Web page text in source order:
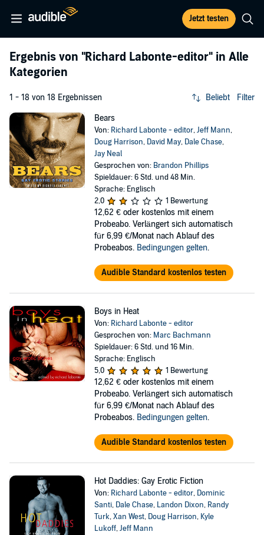
Jetzt testen
Ergebnis von "Richard Labonte-editor" in Alle
Kategorien
1 - 18 von 18 Ergebnissen Beliebt Filter
Bears
Von: Richard Labonte - editor,Jeff Mann,
Doug Harrison, David May, Dale Chase,
Jay Neal
Gesprochen von: Brandon Phillips
Spieldauer: 6 Std. und 48 Min.
Sprache: Englisch
2,0
1 Bewertung
12,62 € oder kostenlos mit einem
Probeabo. Verlängert sich automatisch
für 6,99 €/Monat nach Ablauf des
Probeabos. Bedingungen gelten.
Audible Standard kostenlos testen
Boys in Heat
Von: Richard Labonte - editor
Gesprochen von: Marc Bachmann
Spieldauer: 6 Std. und 16 Min.
Sprache: Englisch
5,0
1 Bewertung
12,62 € oder kostenlos mit einem
Probeabo. Verlängert sich automatisch
für 6,99 €/Monat nach Ablauf des
Probeabos. Bedingungen gelten.
Audible Standard kostenlos testen
Hot Daddies: Gay Erotic Fiction
Von: Richard Labonte - editor, Dominic
Santi, Dale Chase, Landon Dixon, Randy
Turk,Xan West, Doug Harrison, Kyle
Lukoff,Jeff Mann